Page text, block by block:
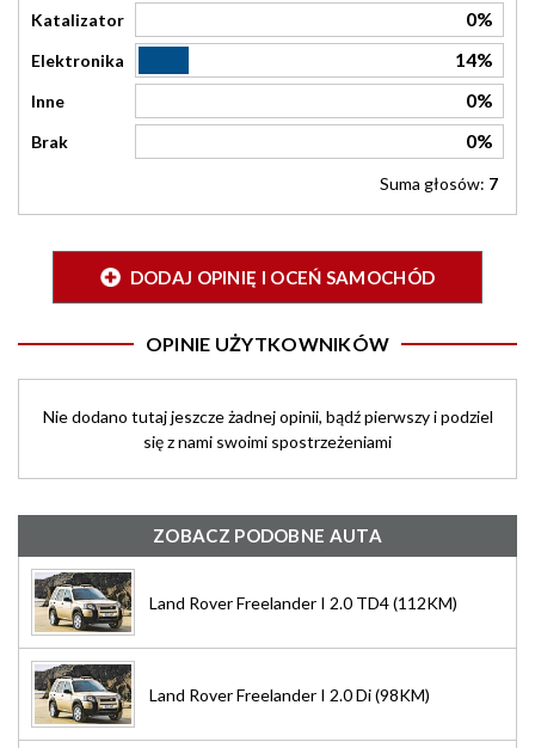
Katalizator 0%
Elektronika 14%
Inne 0%
Brak 0%
Suma głosów: 7
DODAJ OPINIĘ I OCEŃ SAMOCHÓD
OPINIE UŻYTKOWNIKÓW
Nie dodano tutaj jeszcze żadnej opinii, bądź pierwszy i podziel
się z nami swoimi spostrzeżeniami
ZOBACZ PODOBNE AUTA
Land Rover Freelander I 2.0 TD4 (112KM)
Land Rover Freelander I 2.0 Di (98KM)